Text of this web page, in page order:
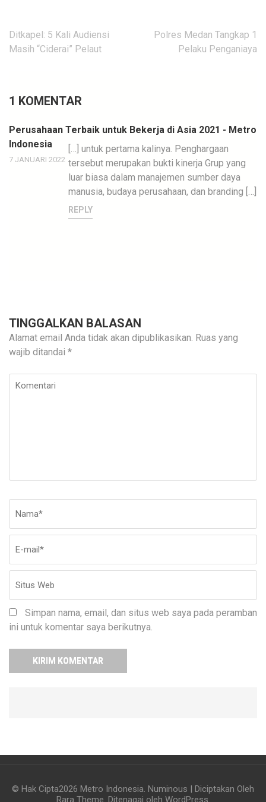
Navigasi
pos
Ditkapel: 5 Kali Audiensi
Masih “Ciderai” Pelaut
Polres Medan Tangkap 1
Pelaku Penganiaya
1 KOMENTAR
Perusahaan Terbaik untuk Bekerja di Asia 2021 - Metro
Indonesia
7 JANUARI 2022
[…] untuk pertama kalinya. Penghargaan
tersebut merupakan bukti kinerja Grup yang
luar biasa dalam manajemen sumber daya
manusia, budaya perusahaan, dan branding […]
REPLY
TINGGALKAN BALASAN
Alamat email Anda tidak akan dipublikasikan. Ruas yang
wajib ditandai *
Komentari
Simpan nama, email, dan situs web saya pada peramban
ini untuk komentar saya berikutnya.
© Hak Cipta2026 Metro Indonesia. Numinous | Diciptakan Oleh
Rara Theme . Ditenagai oleh WordPress